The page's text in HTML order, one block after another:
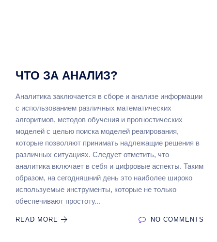
ЧТО ЗА АНАЛИЗ?
Аналитика заключается в сборе и анализе информации
с использованием различных математических
алгоритмов, методов обучения и прогностических
моделей с целью поиска моделей реагирования,
которые позволяют принимать надлежащие решения в
различных ситуациях. Следует отметить, что
аналитика включает в себя и цифровые аспекты. Таким
образом, на сегодняшний день это наиболее широко
используемые инструменты, которые не только
обеспечивают простоту...
READ MORE NO COMMENTS